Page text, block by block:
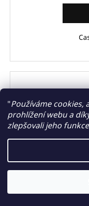
"Používáme cookies,
prohlížení webu a
zlepšovali jeho
Výměna baterií, řemínků,